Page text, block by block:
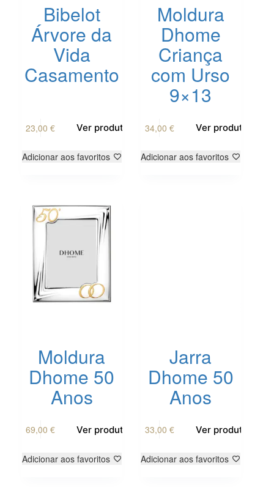
Bibelot
Árvore da
Vida
Casamento
23,00€ Ver produto
Adicionar aos favoritos
Moldura
Dhome
Criança
com Urso
9×13
34,00 € Ver produto
Adicionar aos favoritos
Moldura
Dhome 50
Anos
69,00€ Ver produto
Adicionar aos favoritos
Jarra
Dhome 50
Anos
33,00 € Ver produto
Adicionar aos favoritos